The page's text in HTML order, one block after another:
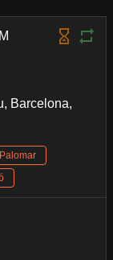
Barcelona,